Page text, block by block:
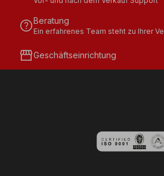
helpBeratung
Ein erfahrenes Team steht zu Ihrer
storefrontGeschäftseinrichtung